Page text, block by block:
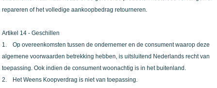
repareren of het volledige aankoopbedrag retourneren.
Artikel 14 - Geschillen
1. Op overeenkomsten tussen de ondernemer en de consument waarop deze
algemene voorwaarden betrekking hebben, is uitsluitend Nederlands recht van
toepassing. Ook indien de consument woonachtig is in het buitenland.
2. Het Weens Koopverdrag is niet van toepassing.